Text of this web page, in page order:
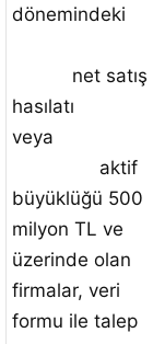
dönemindeki
net satış
hasılatı
veya
aktif
büyüklüğü 500
milyon TL ve
üzerinde olan
firmalar, veri
formu ile talep